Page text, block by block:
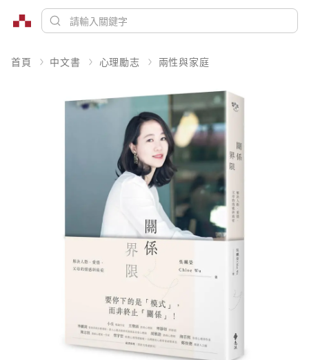
首頁 中文書 心理勵志 兩性與家庭